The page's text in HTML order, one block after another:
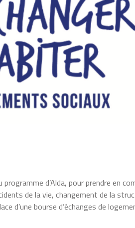
d’Alda, pour prendre en
de la vie, changement de la
d’une bourse d’échanges de